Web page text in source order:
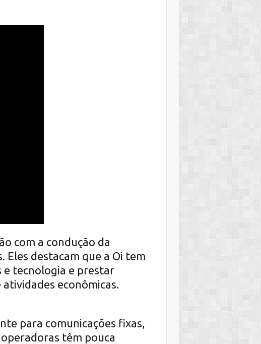
com a condução da
Eles destacam que a Oi tem
e tecnologia e prestar
econômicas.
para comunicações fixas,
têm pouca